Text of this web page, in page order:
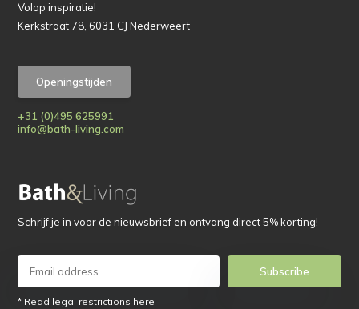
Volop inspiratie!
Kerkstraat 78, 6031 CJ Nederweert
Openingstijden
+31 (0)495 625991
info@bath-living.com
Schrijf je in voor de nieuwsbrief en ontvang direct 5% korting!
Subscribe
* Read legal restrictions here